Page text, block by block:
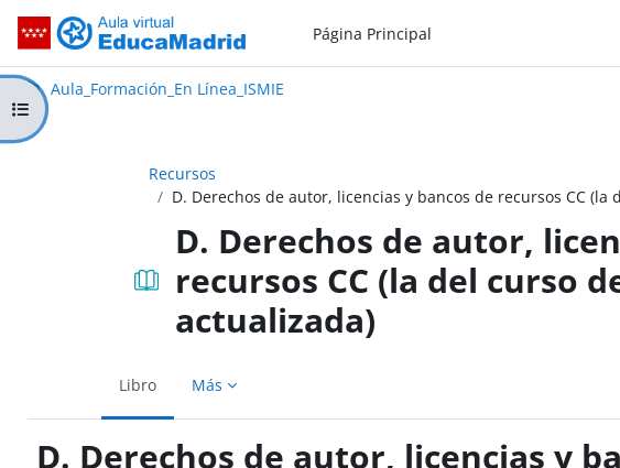
Aula_Formación_En Línea_ISMIEPágina Principal
Aula Virtual de EducaMadrid:
Aula_Formación_En Línea_ISMIE
Abrir índice del curso
Recursos
D. Derechos de autor, licencias y bancos de recursos CC
D. Derechos de autor,
recursos CC (la del curso
actualizada)
Libro Más
D. Derechos de autor, licencias y